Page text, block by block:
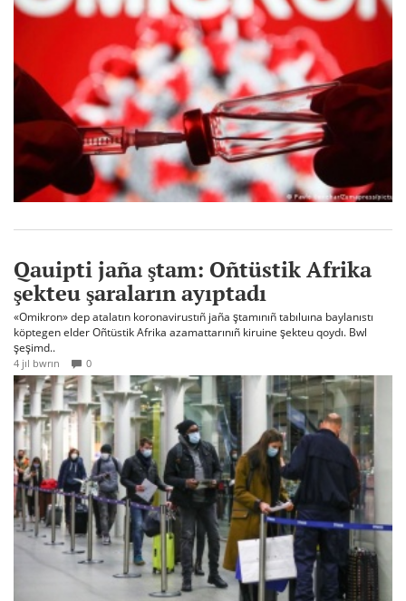
Qauipti jaña ştam: Oñtüstik Afrika
şekteu şaraların ayıptadı
«Omikron» dep atalatın koronavirustıñ jaña ştamınıñ tabıluına baylanıstı
köptegen elder Oñtüstik Afrika azamattarınıñ kiruine şekteu qoydı. Bwl
şeşimd..
4 jıl bwrın 0